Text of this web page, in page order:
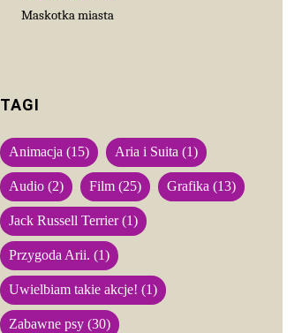
Maskotka miasta
TAGI
Animacja (15) Aria i Suita (1)
Audio (2) Film (25) Grafika (13)
Jack Russell Terrier(1)
Przygoda Arii. (1)
Uwielbiam takie akcje! (1)
Zabawne psy (30)